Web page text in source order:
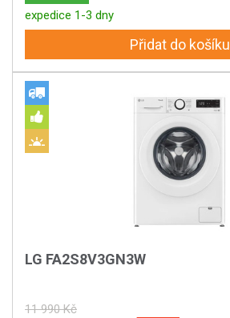
expedice 1-3 dny
Přidat do košíku
LG FA2S8V3GN3W
11 990 Kč